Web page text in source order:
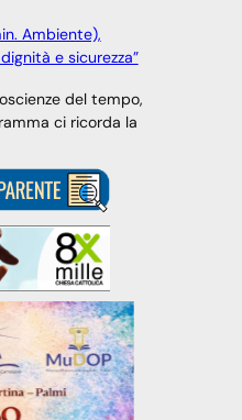
Ambiente),
e sicurezza”
del tempo,
ci ricorda la